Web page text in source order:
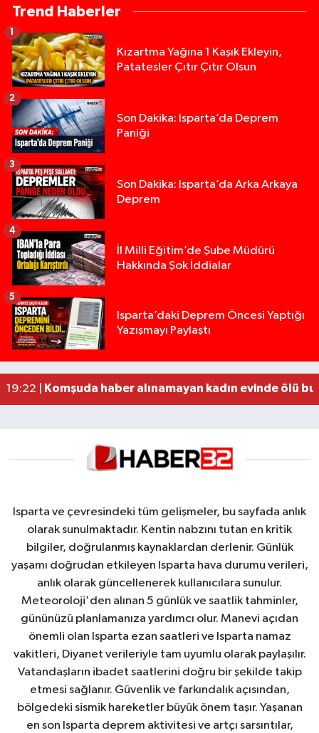
Trend Haberler
Kızartma Yağına 1 Kaşık Ekleyin,
Patatesler Çıtır Çıtır Olsun
1
Son Dakika: Isparta’da Deprem
Paniği
2
Son Dakika: Isparta’da Arka Arkaya
Deprem
3
İl Milli Eğitim’de Şube Müdürü
Hakkında Şok İddialar
4
Isparta’daki Deprem Öncesi Yaptığı
Yazışmayı Paylaştı
5
13:00 |Yığılca'da kardeşler arasındaki silahlı kavgada
12:48 |Tur teknesi çalışanlarının birbirine girdiği kavga
02:26 |MOTOSİKLETLE ÇARPIŞAN OTOMOBİL GÜL
19:22 |
Komşuda haber alınamayan kadın evinde ölü
Isparta ve çevresindeki tüm gelişmeler, bu sayfada anlık
olarak sunulmaktadır. Kentin nabzını tutan en kritik
bilgiler, doğrulanmış kaynaklardan derlenir. Günlük
yaşamı doğrudan etkileyen Isparta hava durumu verileri,
anlık olarak güncellenerek kullanıcılara sunulur.
Meteoroloji'den alınan 5 günlük ve saatlik tahminler,
gününüzü planlamanıza yardımcı olur. Manevi açıdan
önemli olan Isparta ezan saatleri ve Isparta namaz
vakitleri, Diyanet verileriyle tam uyumlu olarak paylaşılır.
Vatandaşların ibadet saatlerini doğru bir şekilde takip
etmesi sağlanır. Güvenlik ve farkındalık açısından,
bölgedeki sismik hareketler büyük önem taşır. Yaşanan
en son Isparta deprem aktivitesi ve artçı sarsıntılar,